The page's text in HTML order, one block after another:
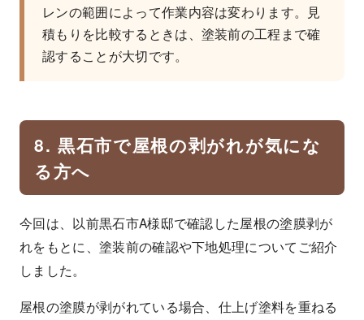
レンの範囲によって作業内容は変わります。見
積もりを比較するときは、塗装前の工程まで確
認することが大切です。
8. 黒石市で屋根の剥がれが気にな
る方へ
今回は、以前黒石市A様邸で確認した屋根の塗膜剥が
れをもとに、塗装前の確認や下地処理についてご紹介
しました。
屋根の塗膜が剥がれている場合、仕上げ塗料を重ねる